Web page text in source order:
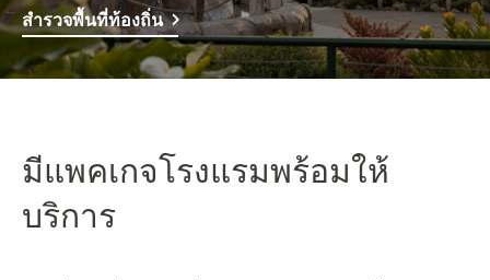
สำรวจพื้นที่ท้องถิ่น
มีแพคเกจโรงแรมพร้อมให้
บริการ